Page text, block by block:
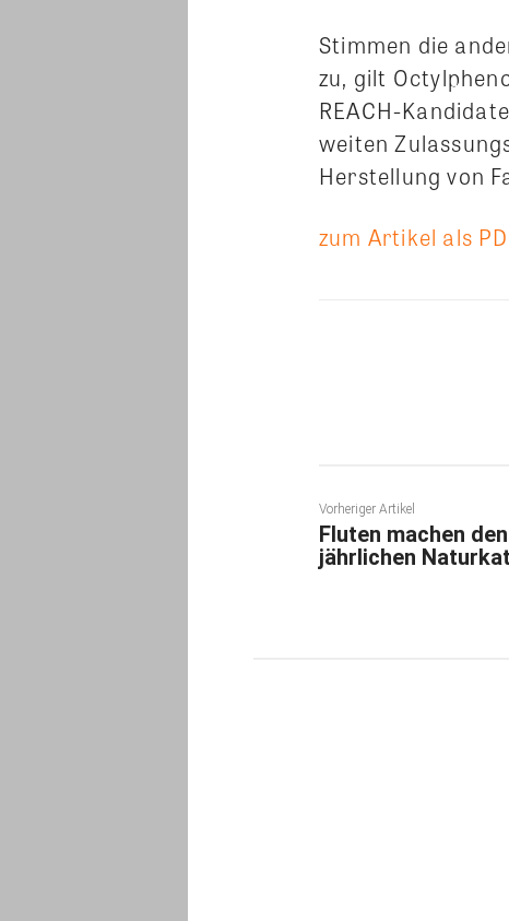
Stimmen die
zu, gilt
REACH-
weiten
Herstellung von
zum Artikel als
Vorheriger Artikel
Fluten machen
jährlichen